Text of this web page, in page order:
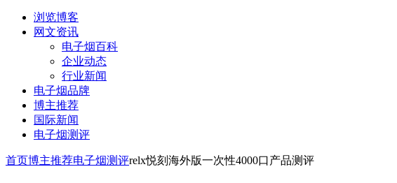
浏览博客
网文资讯
电子烟百科
企业动态
行业新闻
电子烟品牌
博主推荐
国际新闻
电子烟测评
首页博主推荐电子烟测评relx悦刻海外版一次性4000口产品测评